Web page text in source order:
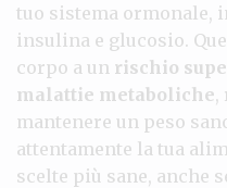
tuo sistema ormonale,
insulina e glucosio.
corpo a un rischio
malattie metaboliche,
mantenere un peso
attentamente la tua
scelte più sane, anche